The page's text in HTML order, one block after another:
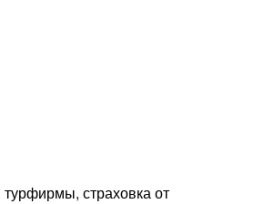
страховка от